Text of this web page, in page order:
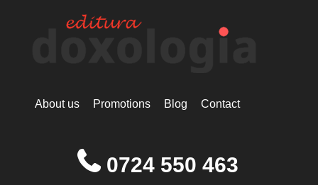
About us Promotions Blog Contact
0724 550 463